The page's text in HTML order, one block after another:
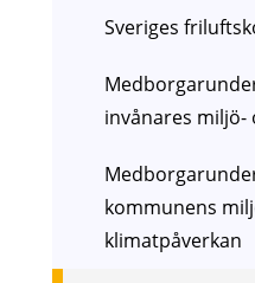
Sveriges
invånares miljö-
kommunens
klimatpåverkan